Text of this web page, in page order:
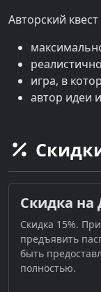
Авторский
игра, в
автор идеи
Скидка на
Скидка 15%.
предъявить
быть
полностью.